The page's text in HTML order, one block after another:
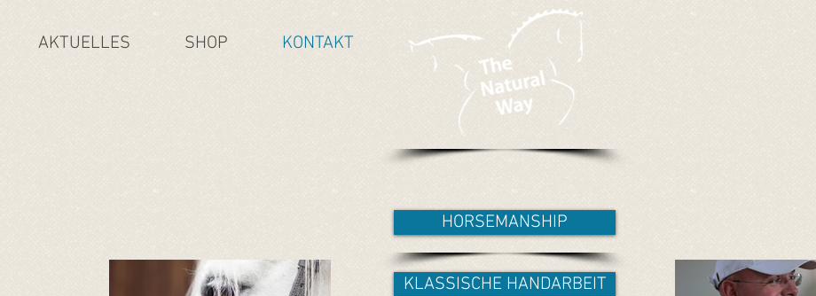
AKTUELLES SHOP KONTAKT
HORSEMANSHIP
KLASSISCHE HANDARBEIT